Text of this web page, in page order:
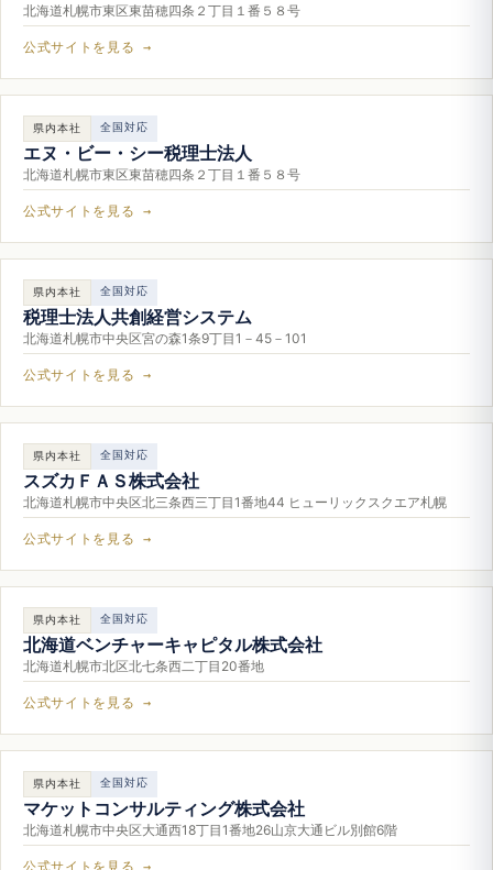
北海道札幌市東区東苗穂四条２丁目１番５８号
公式サイトを見る →
県内本社 全国対応
エヌ・ビー・シー税理士法人
北海道札幌市東区東苗穂四条２丁目１番５８号
公式サイトを見る →
県内本社 全国対応
税理士法人共創経営システム
北海道札幌市中央区宮の森1条9丁目1－45－101
公式サイトを見る →
県内本社 全国対応
スズカＦＡＳ株式会社
北海道札幌市中央区北三条西三丁目1番地44 ヒューリックスクエア札幌
公式サイトを見る →
県内本社 全国対応
北海道ベンチャーキャピタル株式会社
北海道札幌市北区北七条西二丁目20番地
公式サイトを見る →
県内本社 全国対応
マケットコンサルティング株式会社
北海道札幌市中央区大通西18丁目1番地26山京大通ビル別館6階
公式サイトを見る →